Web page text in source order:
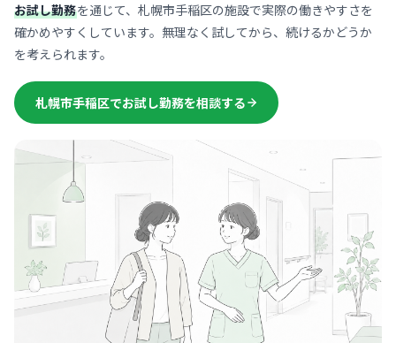
お試し勤務を通じて、札幌市手稲区の施設で実際の働きやすさを
確かめやすくしています。無理なく試してから、続けるかどうか
を考えられます。
札幌市手稲区でお試し勤務を相談する